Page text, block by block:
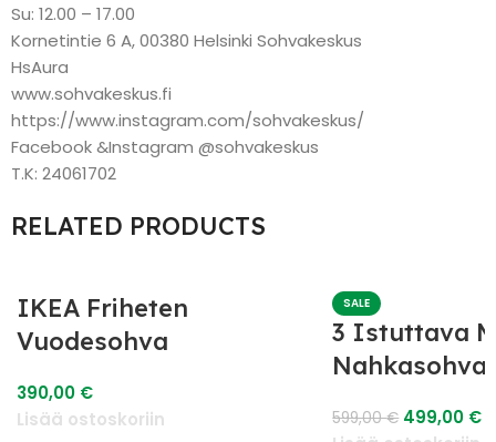
Su: 12.00 – 17.00
Kornetintie 6 A, 00380 Helsinki Sohvakeskus
HsAura
www.sohvakeskus.fi
https://www.instagram.com/sohvakeskus/
Facebook &Instagram @sohvakeskus
T.K: 24061702
RELATED PRODUCTS
IKEA Friheten
Vuodesohva
390,00 €
Lisää ostoskoriin
SALE
3 Istuttava
Nahkasohva
599,00€ 499,00 €